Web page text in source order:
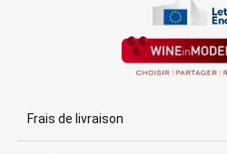
Frais de livraison